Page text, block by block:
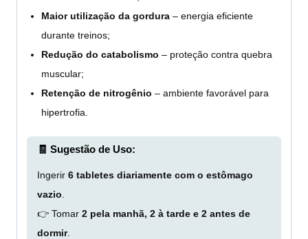
Maior utilização da gordura – energia eficiente
durante treinos;
Redução do catabolismo – proteção contra quebra
muscular;
Retenção de nitrogênio – ambiente favorável para
hipertrofia.
🧾 Sugestão de Uso:
Ingerir 6 tabletes diariamente com o estômago
vazio
👉 Tomar 2 pela manhã, 2 à tarde e 2 antes de
dormir.